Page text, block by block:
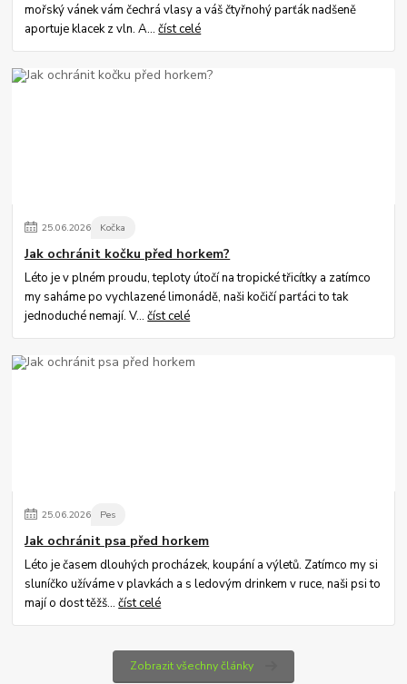
mořský vánek vám čechrá vlasy a váš čtyřnohý parťák nadšeně
aportuje klacek z vln. A...číst celé
25.06.2026 Kočka
Jak ochránit kočku před horkem?
Léto je v plném proudu, teploty útočí na tropické třicítky a zatímco
my saháme po vychlazené limonádě, naši kočičí parťáci to tak
jednoduché nemají. V...číst celé
25.06.2026 Pes
Jak ochránit psa před horkem
Léto je časem dlouhých procházek, koupání a výletů. Zatímco my si
sluníčko užíváme v plavkách a s ledovým drinkem v ruce, naši psi to
mají o dost těžš...číst celé
Zobrazit všechny články